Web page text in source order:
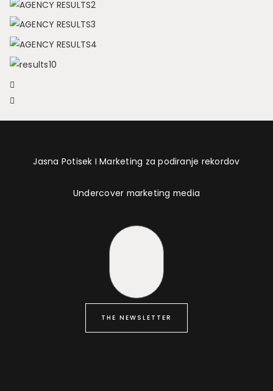
Jasna Potisek I Marketing za podiranje rekordov
Undercover marketing media
THE NEWSLETTER